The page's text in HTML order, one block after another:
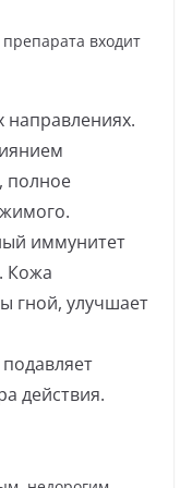
входит
направлениях.
полное
иммунитет
Кожа
гной, улучшает
действия.